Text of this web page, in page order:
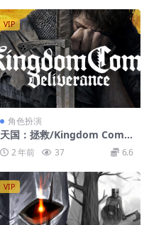
VIP
角色扮演
天国：拯救/Kingdom Come:
Deliverance
2 年前 37 6.6
VIP